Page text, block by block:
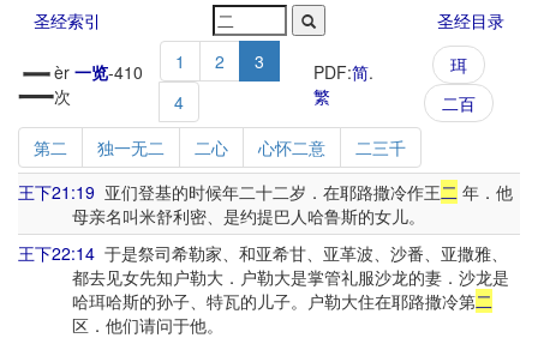
圣经索引 圣经目录
二èr 一览-410
次
1 2
3
4
PDF:简.
繁
珥
二百
第二
独一无二 二心 心怀二意
二三千
王下21:19 亚们登基的时候年二十二岁．在耶路撒冷作王二 年．他
母亲名叫米舒利密、是约提巴人哈鲁斯的女儿。
王下22:14 于是祭司希勒家、和亚希甘、亚革波、沙番、亚撒雅、
都去见女先知户勒大．户勒大是掌管礼服沙龙的妻．沙龙是
哈珥哈斯的孙子、特瓦的儿子。户勒大住在耶路撒冷第二
区．他们请问于他。